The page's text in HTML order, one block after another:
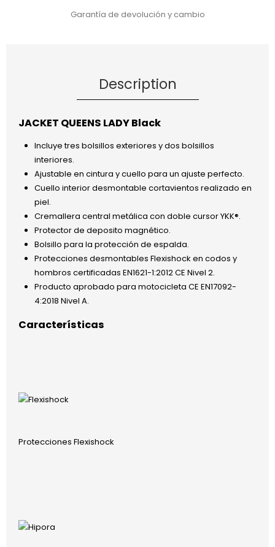
Garantía de devolución y cambio
Description
JACKET QUEENS LADY Black
Incluye tres bolsillos exteriores y dos bolsillos
interiores.
Ajustable en cintura y cuello para un ajuste perfecto.
Cuello interior desmontable cortavientos realizado en
piel.
Cremallera central metálica con doble cursor YKK®.
Protector de deposito magnético.
Bolsillo para la protección de espalda.
Protecciones desmontables Flexishock en codos y
hombros certificadas EN1621-1:2012 CE Nivel 2.
Producto aprobado para motocicleta CE EN17092-
4:2018 Nivel A.
Características
Protecciones Flexishock